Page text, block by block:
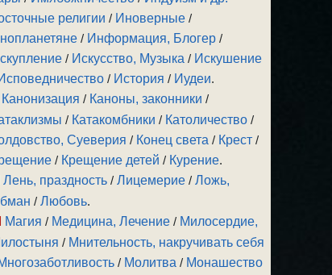
религии / Иноверные /
/ Информация, Блогер /
/ Искусство, Музыка / Искушение
/ История / Иудеи.
Канонизация / Каноны, законники /
/ Катакомбники / Католичество /
Суеверия / Конец света / Крест /
/ Крещение детей / Курение.
Лень, праздность /Лицемерие /Ложь,
/Любовь.
Магия / Медицина, Лечение / Милосердие,
/ Мнительность, накручивать себя
/ Молитва / Монашество